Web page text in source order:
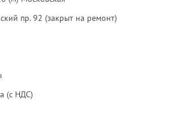
пр. 92 (закрыт на ремонт)
(с НДС)